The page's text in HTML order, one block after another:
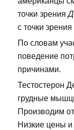
точки зрения
с точки
По словам
поведение
причинами.
Тестостерон
грудные
Производим
Низкие цены